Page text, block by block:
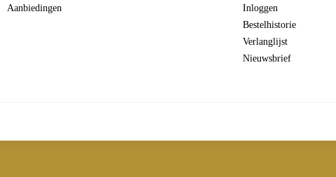
Aanbiedingen
Inloggen
Bestelhistorie
Verlanglijst
Nieuwsbrief